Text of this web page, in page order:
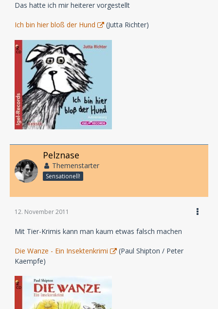
Das hatte ich mir heiterer vorgestellt
Ich bin hier bloß der Hund (Jutta Richter)
Pelznase
Themenstarter
Sensationell!
12. November 2011
Mit Tier-Krimis kann man kaum etwas falsch machen
Die Wanze - Ein Insektenkrimi
(Paul Shipton / Peter
Kaempfe)